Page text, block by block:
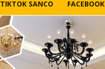
TIKTOK SANCO FACEBOOK